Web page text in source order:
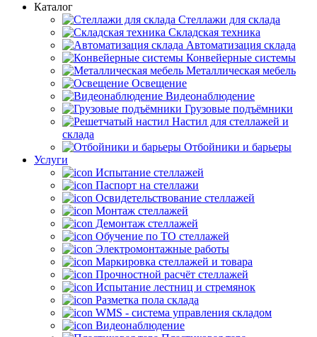
Каталог
Cтеллажи для склада
Складская техника
Автоматизация склада
Конвейерные системы
Металлическая мебель
Освещение
Видеонаблюдение
Грузовые подъёмники
Настил для стеллажей и
склада
Отбойники и барьеры
Услуги
Испытание стеллажей
Паспорт на стеллажи
Освидетельствование стеллажей
Монтаж стеллажей
Демонтаж стеллажей
Обучение по ТО стеллажей
Электромонтажные работы
Маркировка стеллажей и товара
Прочностной расчёт стеллажей
Испытание лестниц и стремянок
Разметка пола склада
WMS - система управления складом
Видеонаблюдение